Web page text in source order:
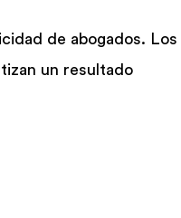
de abogados. Los
un resultado